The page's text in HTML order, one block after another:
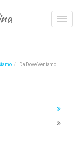
Da Dove Veniamo...